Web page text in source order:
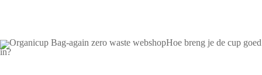
Hoe breng je de cup goed
in?